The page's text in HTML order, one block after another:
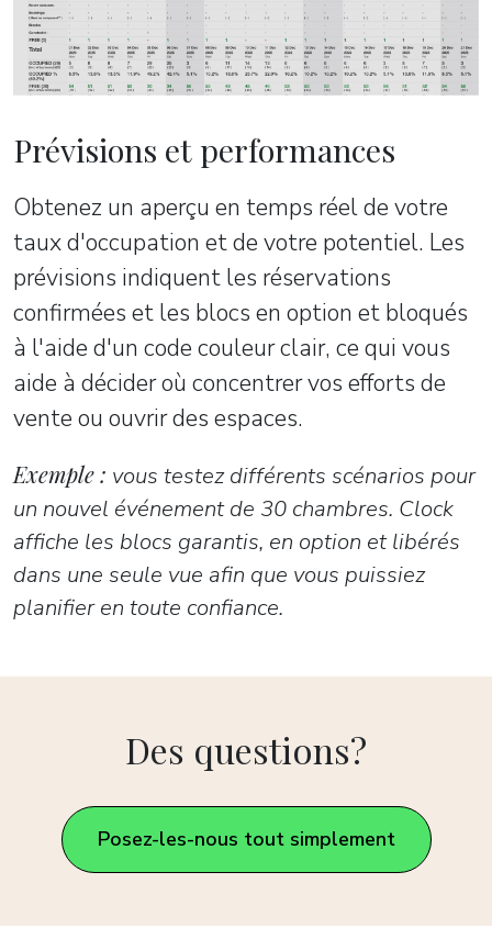
Prévisions et performances
Obtenez un aperçu en temps réel de votre
taux d'occupation et de votre potentiel. Les
prévisions indiquent les réservations
confirmées et les blocs en option et bloqués
à l'aide d'un code couleur clair, ce qui vous
aide à décider où concentrer vos efforts de
vente ou ouvrir des espaces.
Exemple : vous testez différents scénarios pour
un nouvel événement de 30 chambres. Clock
affiche les blocs garantis, en option et libérés
dans une seule vue afin que vous puissiez
planifier en toute confiance.
Des questions?
Posez-les-nous tout simplement